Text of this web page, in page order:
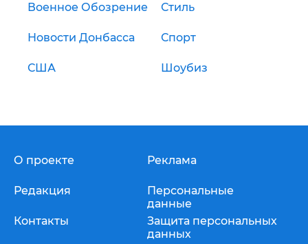
Военное Обозрение Стиль
Новости Донбасса Спорт
США Шоубиз
О проекте
Редакция
Контакты
Реклама
Персональные
данные
Защита персональных
данных